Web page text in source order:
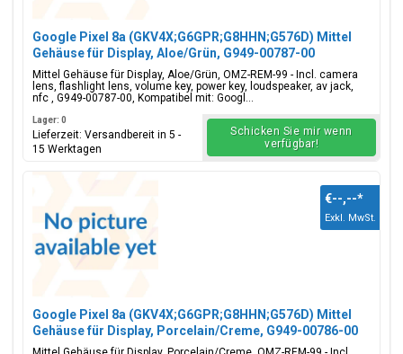
Google Pixel 8a (GKV4X;G6GPR;G8HHN;G576D) Mittel
Gehäuse für Display, Aloe/Grün, G949-00787-00
Mittel Gehäuse für Display, Aloe/Grün, OMZ-REM-99 - Incl. camera
lens, flashlight lens, volume key, power key, loudspeaker, av jack,
nfc , G949-00787-00, Kompatibel mit: Googl...
Lager: 0
Lieferzeit: Versandbereit in 5 -
15 Werktagen
Schicken Sie mir wenn
verfügbar!
Google Pixel 8a (GKV4X;G6GPR;G8HHN;G576D) Mittel
Gehäuse für Display, Porcelain/Creme, G949-00786-00
€--,--*
Exkl. MwSt.